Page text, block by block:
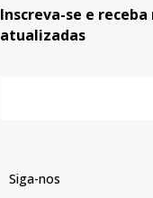
Inscreva-se e
atualizadas
Siga-nos